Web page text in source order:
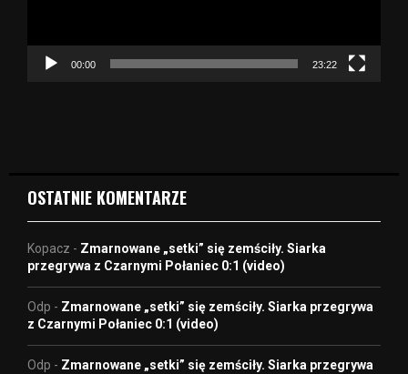
c
00:00 23:22
OSTATNIE KOMENTARZE
Kopacz - Zmarnowane „setki” się zemściły. Siarka
przegrywa z Czarnymi Połaniec 0:1 (video)
Odp - Zmarnowane „setki” się zemściły. Siarka przegrywa
z Czarnymi Połaniec 0:1 (video)
Odp - Zmarnowane „setki” się zemściły. Siarka przegrywa